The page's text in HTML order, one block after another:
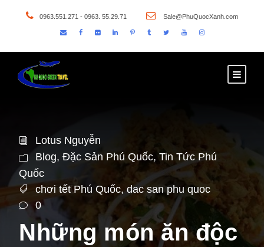
0963.551.271 - 0963. 55.29.71 Sale@PhuQuocXanh.com
Lotus Nguyễn
Blog, Đặc Sản Phú Quốc, Tin Tức Phú
Quốc
chơi tết Phú Quốc, dac san phu quoc
0
Những món ăn độc